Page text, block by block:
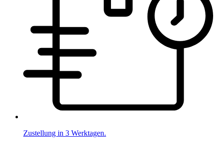
Zustellung in 3 Werktagen.